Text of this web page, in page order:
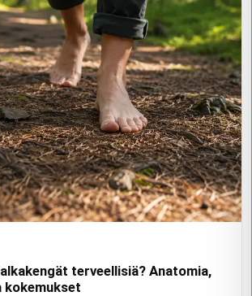
terveellisiä? Anatomia,